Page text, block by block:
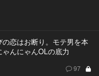
恋はお断り。モテ男を本
んにゃんOLの底力
97